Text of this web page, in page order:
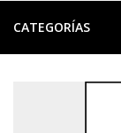
CATEGORÍAS